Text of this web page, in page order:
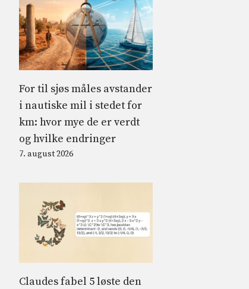
For til sjøs måles avstander
i nautiske mil i stedet for
km: hvor mye de er verdt
og hvilke endringer
7. august 2026
Claudes fabel 5 løste den